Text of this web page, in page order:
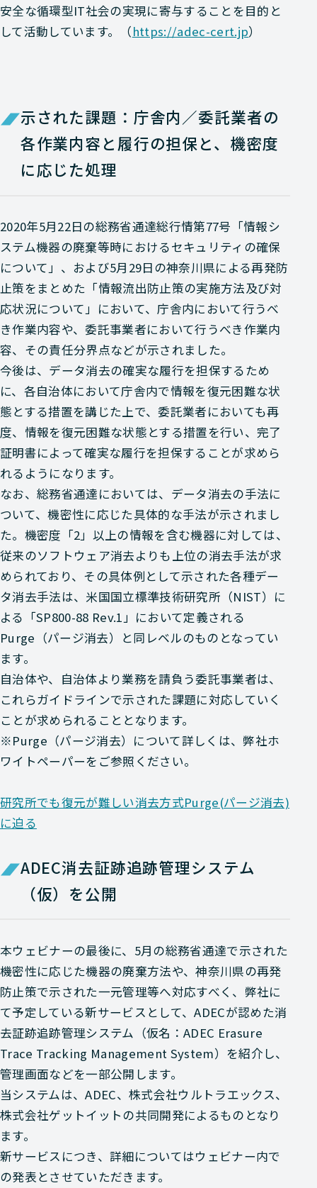
安全な循環型IT社会の実現に寄与することを目的と
して活動しています。（https://adec-cert.jp）
示された課題：庁舎内／委託業者の
各作業内容と履行の担保と、機密度
に応じた処理
2020年5月22日の総務省通達総行情第77号「情報シ
ステム機器の廃棄等時におけるセキュリティの確保
について」、および5月29日の神奈川県による再発防
止策をまとめた「情報流出防止策の実施方法及び対
応状況について」において、庁舎内において行うべ
き作業内容や、委託事業者において行うべき作業内
容、その責任分界点などが示されました。
今後は、データ消去の確実な履行を担保するため
に、各自治体において庁舎内で情報を復元困難な状
態とする措置を講じた上で、委託業者においても再
度、情報を復元困難な状態とする措置を行い、完了
証明書によって確実な履行を担保することが求めら
れるようになります。
なお、総務省通達においては、データ消去の手法に
ついて、機密性に応じた具体的な手法が示されまし
た。機密度「2」以上の情報を含む機器に対しては、
従来のソフトウェア消去よりも上位の消去手法が求
められており、その具体例として示された各種デー
タ消去手法は、米国国立標準技術研究所（NIST）に
よる「SP800-88 Rev.1」において定義される
Purge（パージ消去）と同レベルのものとなってい
ます。
自治体や、自治体より業務を請負う委託事業者は、
これらガイドラインで示された課題に対応していく
ことが求められることとなります。
※Purge（パージ消去）について詳しくは、弊社ホ
ワイトペーパーをご参照ください。
研究所でも復元が難しい消去方式Purge(パージ消去)
に迫る
ADEC消去証跡追跡管理システム
（仮）を公開
本ウェビナーの最後に、5月の総務省通達で示された
機密性に応じた機器の廃棄方法や、神奈川県の再発
防止策で示された一元管理等へ対応すべく、弊社に
て予定している新サービスとして、ADECが認めた消
去証跡追跡管理システム（仮名：ADEC Erasure
Trace Tracking Management System）を紹介し、
管理画面などを一部公開します。
当システムは、ADEC、株式会社ウルトラエックス、
株式会社ゲットイットの共同開発によるものとなり
ます。
新サービスにつき、詳細についてはウェビナー内で
の発表とさせていただきます。